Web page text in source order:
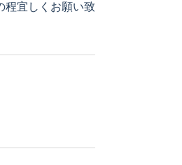
程宜しくお願い致